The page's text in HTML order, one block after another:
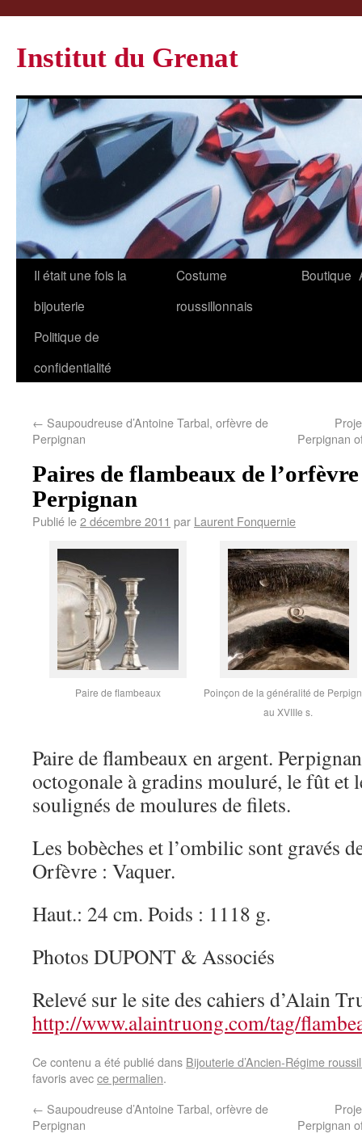
Institut du Grenat
Il était une fois la
bijouterie
Costume
roussillonnais
Boutique
Politique de
confidentialité
← Saupoudreuse d’Antoine Tarbal, orfèvre de
Perpignan
Perpignan
Paires de flambeaux de
Perpignan
Publié le2 décembre 2011 par Laurent Fonquernie
Paire de flambeaux
Poinçon de la généralité de
au XVIIIe s.
Paire de flambeaux en argent.
octogonale à gradins mouluré, le fût et
soulignés de moulures de filets.
Les bobèches et l’ombilic sont gravés
Orfèvre : Vaquer.
Haut.: 24 cm. Poids : 1118 g.
Photos DUPONT & Associés
Relevé sur le site des cahiers d’Alain
http://www.alaintruong.com/tag/
Ce contenu a été publié dans Bijouterie d’Ancien-Régime
favoris avecce permalien.
← Saupoudreuse d’Antoine Tarbal, orfèvre de
Perpignan
Perpignan